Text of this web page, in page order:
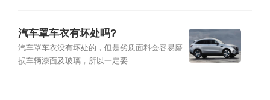
汽车罩车衣有坏处吗?
汽车罩车衣没有坏处的，但是劣质面料会容易磨
损车辆漆面及玻璃，所以一定要...